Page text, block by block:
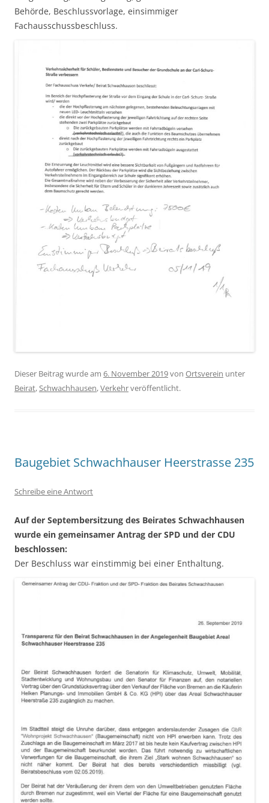
Behörde, Beschlussvorlage, einsimmiger
Fachausschussbeschluss.
Dieser Beitrag wurde am 6. November 2019von Ortsverein unter
Beirat,Schwachhausen,Verkehrveröffentlicht.
Baugebiet Schwachhauser Heerstrasse 235
Schreibe eine Antwort
Auf der Septembersitzung des Beirates Schwachhausen
wurde ein gemeinsamer Antrag der SPD und der CDU
beschlossen:
Der Beschluss war einstimmig bei einer Enthaltung.